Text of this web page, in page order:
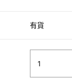
有貨